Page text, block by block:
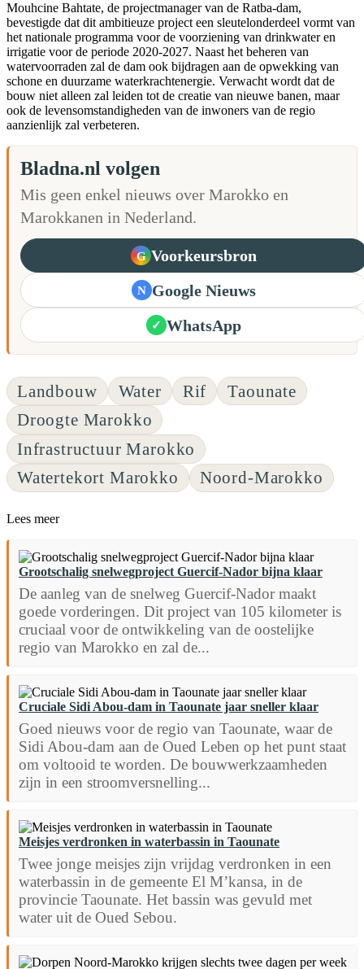
Mouhcine Bahtate, de projectmanager van de Ratba-dam,
bevestigde dat dit ambitieuze project een sleutelonderdeel vormt van
het nationale programma voor de voorziening van drinkwater en
irrigatie voor de periode 2020-2027. Naast het beheren van
watervoorraden zal de dam ook bijdragen aan de opwekking van
schone en duurzame waterkrachtenergie. Verwacht wordt dat de
bouw niet alleen zal leiden tot de creatie van nieuwe banen, maar
ook de levensomstandigheden van de inwoners van de regio
aanzienlijk zal verbeteren.
Bladna.nl volgen
Mis geen enkel nieuws over Marokko en
Marokkanen in Nederland.
G Voorkeursbron
N Google Nieuws
✓ WhatsApp
Landbouw Water Rif
Taounate
Droogte Marokko
Infrastructuur Marokko
Watertekort Marokko
Noord-Marokko
Lees meer
Grootschalig snelwegproject Guercif-Nador bijna klaar
De aanleg van de snelweg Guercif-Nador maakt
goede vorderingen. Dit project van 105 kilometer is
cruciaal voor de ontwikkeling van de oostelijke
regio van Marokko en zal de...
Cruciale Sidi Abou-dam in Taounate jaar sneller klaar
Goed nieuws voor de regio van Taounate, waar de
Sidi Abou-dam aan de Oued Leben op het punt staat
om voltooid te worden. De bouwwerkzaamheden
zijn in een stroomversnelling...
Meisjes verdronken in waterbassin in Taounate
Twee jonge meisjes zijn vrijdag verdronken in een
waterbassin in de gemeente El M’kansa, in de
provincie Taounate. Het bassin was gevuld met
water uit de Oued Sebou.